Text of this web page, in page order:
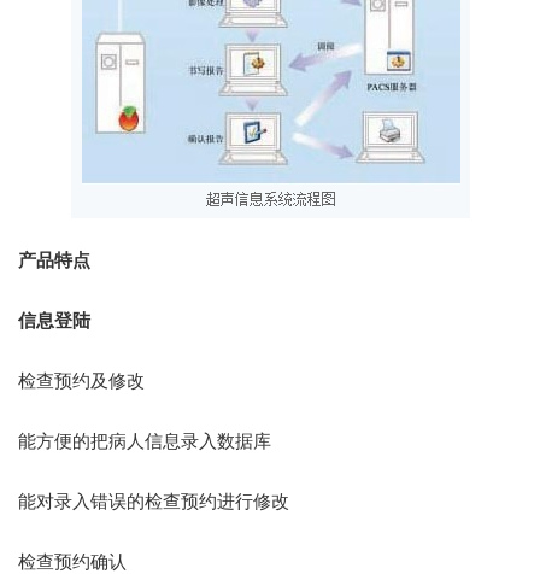
产品特点
信息登陆
检查预约及修改
能方便的把病人信息录入数据库
能对录入错误的检查预约进行修改
检查预约确认
天健县乡村一体化卫生信息平台
天健医院信息系统（HIS）